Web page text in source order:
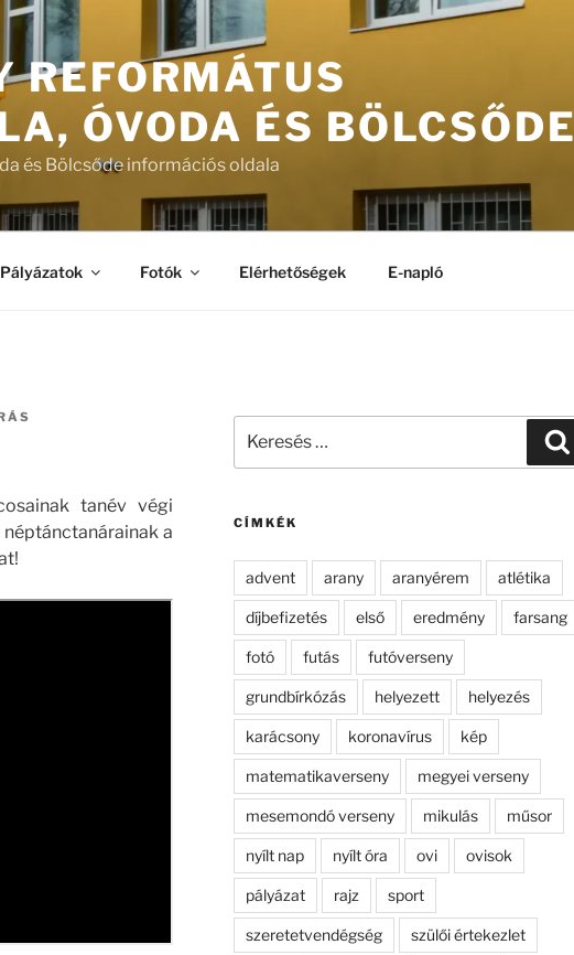
REFORMÁTUS
ÓVODA ÉS BÖLCSŐDE
és Bölcsőde információs oldala
Pályázatok Fotók Elérhetőségek E-napló
tanév végi
a
következő
CÍMKÉK
advent arany aranyérem atlétika
díjbefizetés első eredmény farsang
fotó futás futóverseny
grundbírkózás helyezett helyezés
karácsony koronavírus kép
matematikaverseny megyei verseny
mesemondó verseny mikulás műsor
nyílt nap nyílt óra ovi ovisok
pályázat rajz sport
szeretetvendégség szülői értekezlet